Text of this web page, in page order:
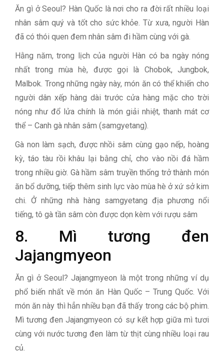
Ăn gì ở Seoul? Hàn Quốc là nơi cho ra đời rất nhiều loại
nhân sâm quý và tốt cho sức khỏe. Từ xưa, người Hàn
đã có thói quen đem nhân sâm đi hầm cùng với gà.
Hằng năm, trong lịch của người Hàn có ba ngày nóng
nhất trong mùa hè, được gọi là Chobok, Jungbok,
Malbok. Trong những ngày này, món ăn có thể khiến cho
người dân xếp hàng dài trước cửa hàng mặc cho trời
nóng như đổ lửa chính là món giải nhiệt, thanh mát cơ
thể – Canh gà nhân sâm (samgyetang).
Gà non làm sạch, được nhồi sâm cùng gạo nếp, hoàng
kỳ, táo tàu rồi khâu lại bằng chỉ, cho vào nồi đá hầm
trong nhiều giờ. Gà hầm sâm truyền thống trở thành món
ăn bổ dưỡng, tiếp thêm sinh lực vào mùa hè ở xứ sở kim
chi. Ở những nhà hàng samgyetang địa phương nổi
tiếng, tô gà tần sâm còn được dọn kèm với rượu sâm
8. Mì tương đen
Jajangmyeon
Ăn gì ở Seoul? Jajangmyeon là một trong những ví dụ
phổ biến nhất về món ăn Hàn Quốc – Trung Quốc. Với
món ăn này thì hẳn nhiều bạn đã thấy trong các bộ phim.
Mì tương đen Jajangmyeon có sự kết hợp giữa mì tươi
cùng với nước tương đen làm từ thịt cùng nhiều loại rau
củ.